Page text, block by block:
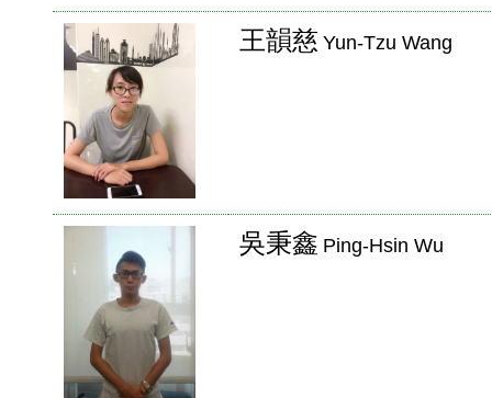
王韻慈 Yun-Tzu Wang
吳秉鑫 Ping-Hsin Wu